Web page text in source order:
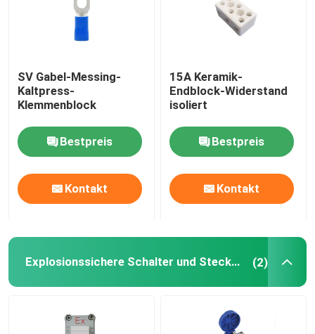
SV Gabel-Messing-
Kaltpress-
Klemmenblock
Bestpreis
Kontakt
15A Keramik-
Endblock-Widerstand
isoliert
Bestpreis
Kontakt
Explosionssichere Schalter und Steckdosen (2)